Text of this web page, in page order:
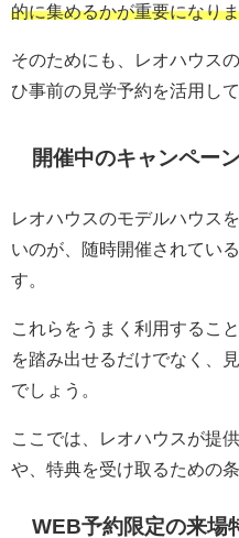
的に集めるかが重要になり
そのためにも、レオハウス
ひ事前の見学予約を活用して
開催中のキャンペー
レオハウスのモデルハウス
いのが、随時開催されてい
す。
これらをうまく利用するこ
を踏み出せるだけでなく、
でしょう。
ここでは、レオハウスが提
や、特典を受け取るための
WEB予約限定の来場